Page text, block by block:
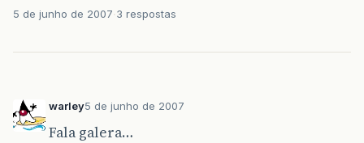
5 de junho de 2007 3 respostas
warley5 de junho de 2007
Fala galera…